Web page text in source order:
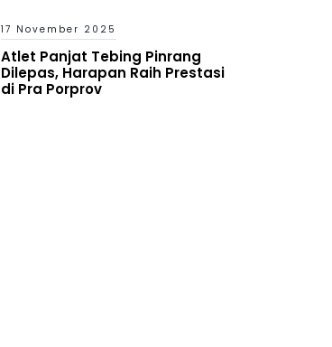
17 November 2025
Atlet Panjat Tebing Pinrang
Dilepas, Harapan Raih Prestasi
di Pra Porprov